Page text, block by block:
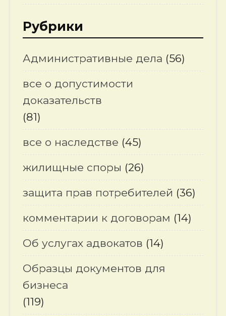
Рубрики
Административные дела (56)
все о допустимости
доказательств
(81)
все о наследстве (45)
жилищные споры (26)
защита прав потребителей (36)
комментарии к договорам (14)
Об услугах адвокатов (14)
Образцы документов для
бизнеса
(119)